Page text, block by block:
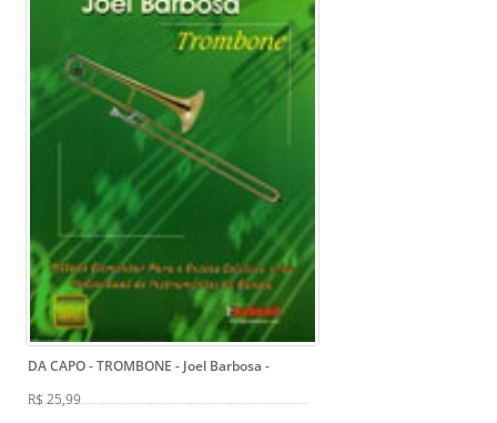
DA CAPO - TROMBONE - Joel Barbosa -
R$ 25,99